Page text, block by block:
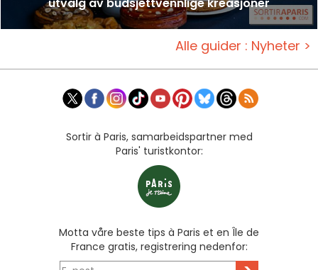
Alle guider : Nyheter >
Sortir à Paris, samarbeidspartner med
Paris' turistkontor:
Motta våre beste tips à Paris et en Île de
France gratis, registrering nedenfor: